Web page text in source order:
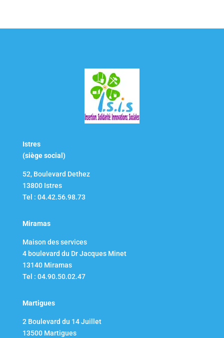
Istres
(siège social)
52, Boulevard Dethez
13800 Istres
Tel : 04.42.56.98.73
Miramas
Maison des services
4 boulevard du Dr Jacques Minet
13140 Miramas
Tel : 04.90.50.02.47
Martigues
2 Boulevard du 14 Juillet​
13500 Martigues